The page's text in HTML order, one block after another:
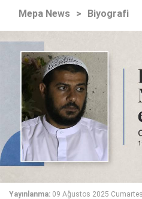
Mepa News > Biyografi
Yayınlanma: 09 Ağustos 2025